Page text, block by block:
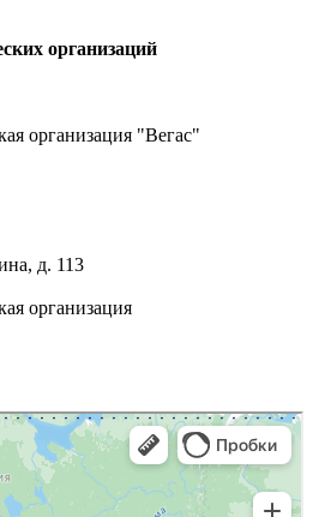
организаций
организация "Вегас"
д. 113
организация